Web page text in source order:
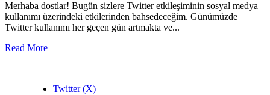
Merhaba dostlar! Bugün sizlere Twitter etkileşiminin sosyal medya
kullanımı üzerindeki etkilerinden bahsedeceğim. Günümüzde
Twitter kullanımı her geçen gün artmakta ve...
Read More
Twitter (X)